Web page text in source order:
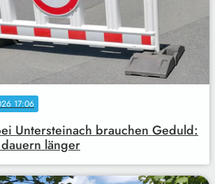
17:06
Untersteinach brauchen Geduld:
länger